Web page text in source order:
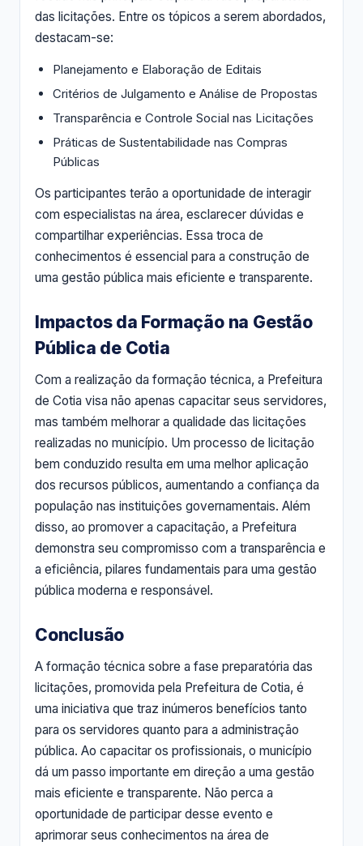
das licitações. Entre os tópicos a serem abordados,
destacam-se:
Planejamento e Elaboração de Editais
Critérios de Julgamento e Análise de Propostas
Transparência e Controle Social nas Licitações
Práticas de Sustentabilidade nas Compras
Públicas
Os participantes terão a oportunidade de interagir
com especialistas na área, esclarecer dúvidas e
compartilhar experiências. Essa troca de
conhecimentos é essencial para a construção de
uma gestão pública mais eficiente e transparente.
Impactos da Formação na Gestão
Pública de Cotia
Com a realização da formação técnica, a Prefeitura
de Cotia visa não apenas capacitar seus servidores,
mas também melhorar a qualidade das licitações
realizadas no município. Um processo de licitação
bem conduzido resulta em uma melhor aplicação
dos recursos públicos, aumentando a confiança da
população nas instituições governamentais. Além
disso, ao promover a capacitação, a Prefeitura
demonstra seu compromisso com a transparência e
a eficiência, pilares fundamentais para uma gestão
pública moderna e responsável.
Conclusão
A formação técnica sobre a fase preparatória das
licitações, promovida pela Prefeitura de Cotia, é
uma iniciativa que traz inúmeros benefícios tanto
para os servidores quanto para a administração
pública. Ao capacitar os profissionais, o município
dá um passo importante em direção a uma gestão
mais eficiente e transparente. Não perca a
oportunidade de participar desse evento e
aprimorar seus conhecimentos na área de